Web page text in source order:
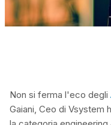
Non si ferma l'eco degli
Gaiani, Ceo di Vsystem